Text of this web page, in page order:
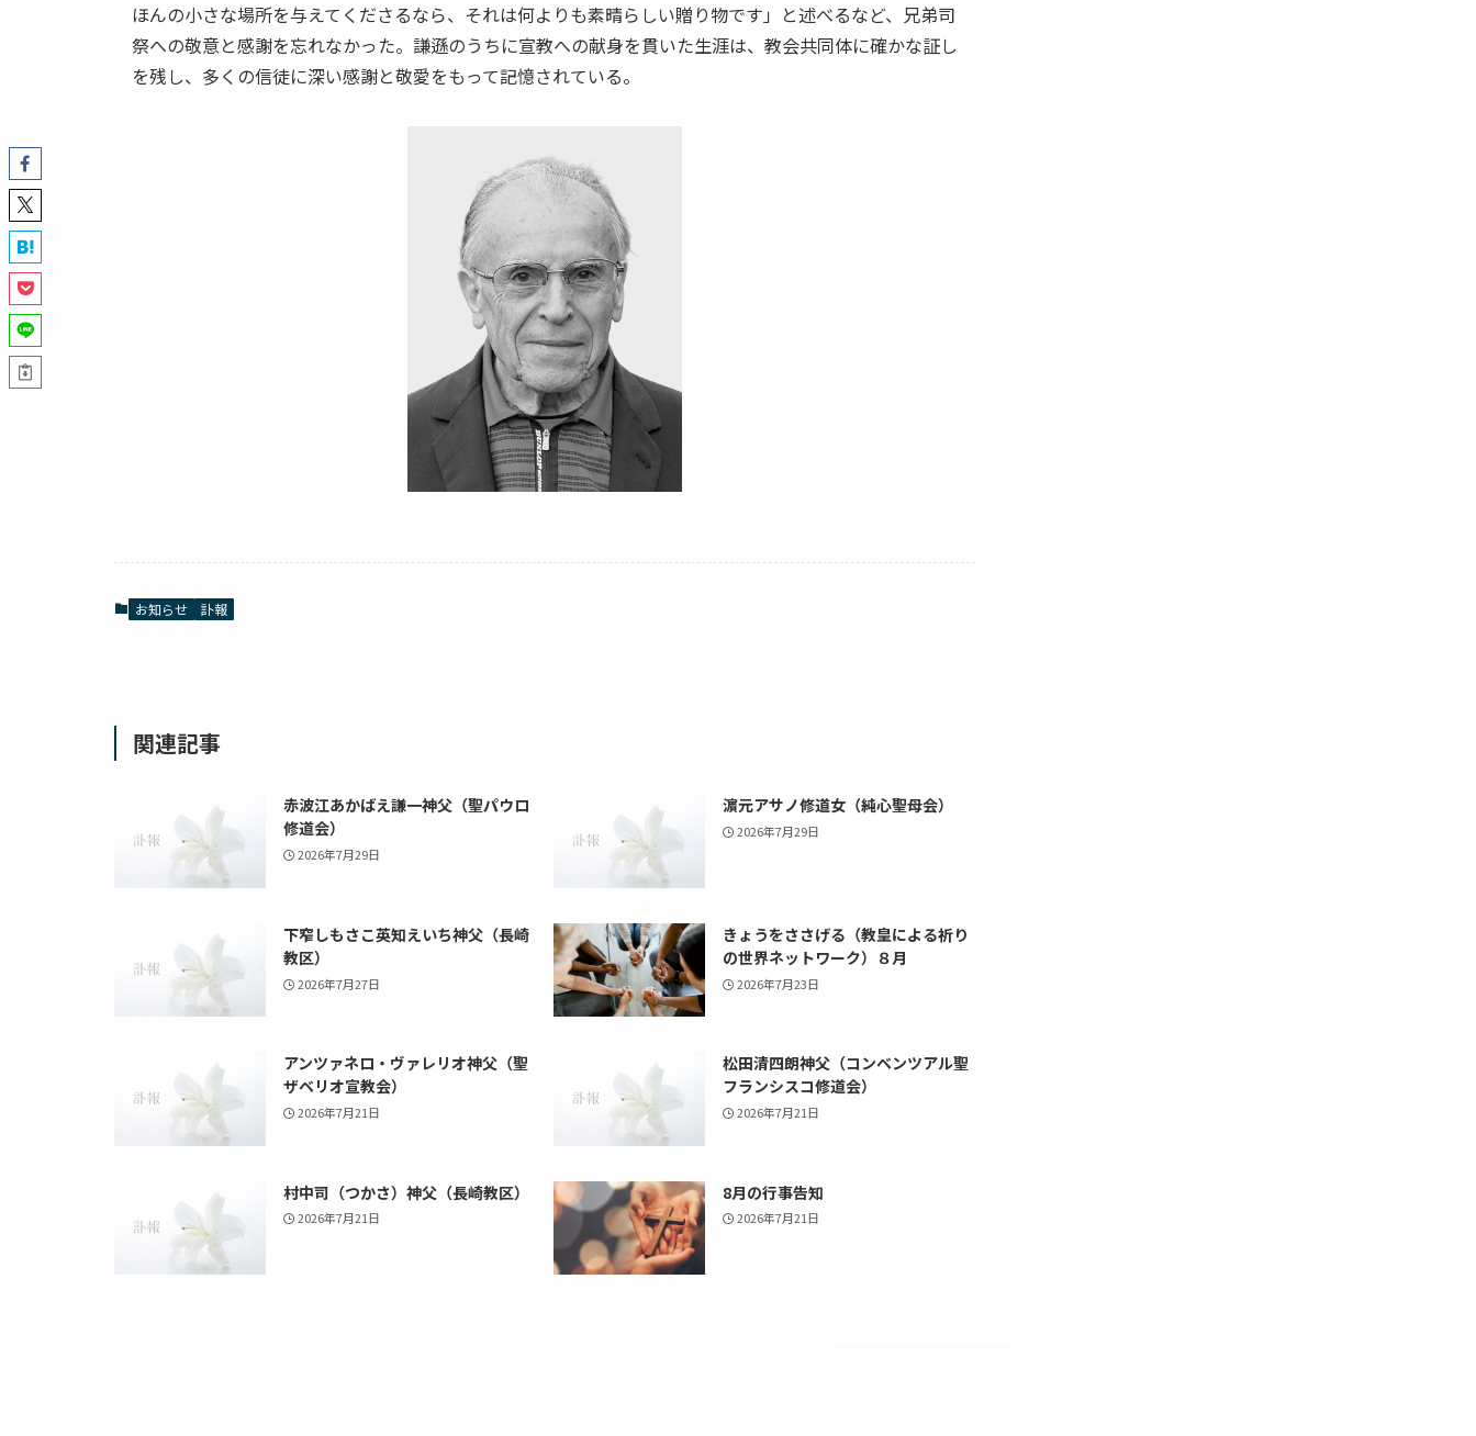
ほんの小さな場所を与えてくださるなら、それは何よりも素晴らしい贈り物です」と述べるなど、兄弟司
祭への敬意と感謝を忘れなかった。謙遜のうちに宣教への献身を貫いた生涯は、教会共同体に確かな証し
を残し、多くの信徒に深い感謝と敬愛をもって記憶されている。
お知らせ 訃報
関連記事
赤波江あかばえ謙一神父（聖パウロ
修道会）
2026年7月29日
濵元アサノ修道女（純心聖母会）
2026年7月29日
下窄しもさこ英知えいち神父（長崎
教区）
2026年7月27日
きょうをささげる（教皇による祈り
の世界ネットワーク）８月
2026年7月23日
アンツァネロ・ヴァレリオ神父（聖
ザベリオ宣教会）
2026年7月21日
松田清四朗神父（コンベンツアル聖
フランシスコ修道会）
2026年7月21日
村中司（つかさ）神父（長崎教区）
2026年7月21日
8月の行事告知
2026年7月21日